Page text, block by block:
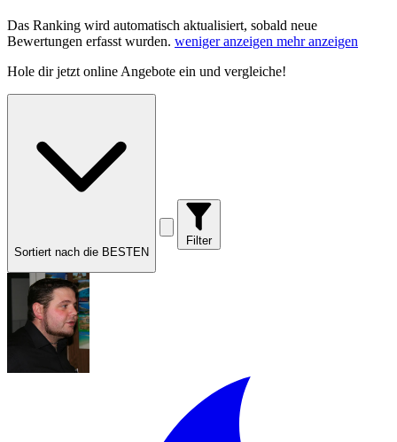
Das Ranking wird automatisch aktualisiert, sobald neue
Bewertungen erfasst wurden. weniger anzeigen mehr anzeigen
Hole dirjetzt online Angebote ein und vergleiche!
Sortiert nach die BESTEN
Filter